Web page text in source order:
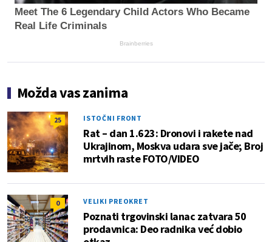
Meet The 6 Legendary Child Actors Who Became
Real Life Criminals
Brainberries
Možda vas zanima
25 ISTOČNI FRONT
Rat – dan 1.623: Dronovi i rakete nad
Ukrajinom, Moskva udara sve jače; Broj
mrtvih raste FOTO/VIDEO
0 VELIKI PREOKRET
Poznati trgovinski lanac zatvara 50
prodavnica: Deo radnika već dobio